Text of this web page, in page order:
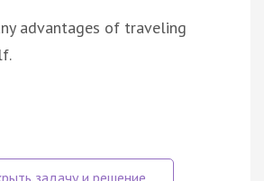
advantages of traveling